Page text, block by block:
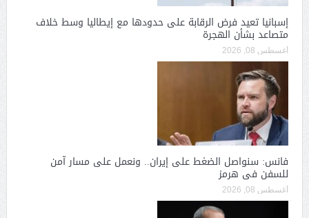
إسبانيا تعيد فرض الرقابة على حدودها مع إيطاليا وسط خلاف
متصاعد بشأن الهجرة
أغسطس 08, 2026
فانس: سنواصل الضغط على إيران.. ونعمل على مسار آمن
للسفن فى هرمز
أغسطس 08, 2026